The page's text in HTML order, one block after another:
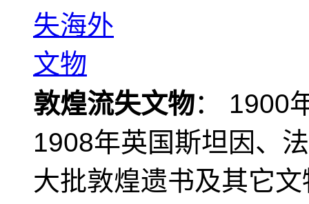
敦煌流失文物： 1900
1908年英国斯坦因、
大批敦煌遗书及其它